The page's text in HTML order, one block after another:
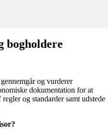
bogholdere
og vurderer
dokumentation for at
og standarder samt udstede